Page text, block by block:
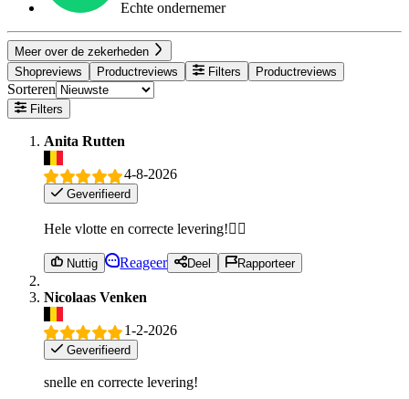
Echte ondernemer
Meer over de zekerheden
Shopreviews
Productreviews Filters Productreviews
Sorteren
Filters
Anita Rutten
4-8-2026
Geverifieerd
Hele vlotte en correcte levering!👍🏻
Nuttig Reageer Deel Rapporteer
Nicolaas Venken
1-2-2026
Geverifieerd
snelle en correcte levering!